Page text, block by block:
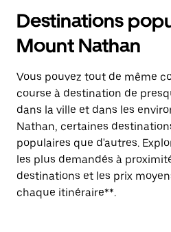
Destinations
Mount Nathan
Vous pouvez tout de même
course à destination de
dans la ville et dans les
Nathan, certaines
populaires que d'autres.
les plus demandés à
destinations et les prix
chaque itinéraire**.